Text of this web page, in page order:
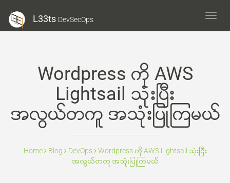
L33ts
L33ts DevSecOps
Wordpress ကို AWS
Lightsail သုံးပြီး
အလွယ်တကူ အသုံးပြုကြမယ်
Home Blog DevOps
Wordpress ကို AWS Lightsail သုံးပြီး
အလွယ်တကူ အသုံးပြုကြမယ်